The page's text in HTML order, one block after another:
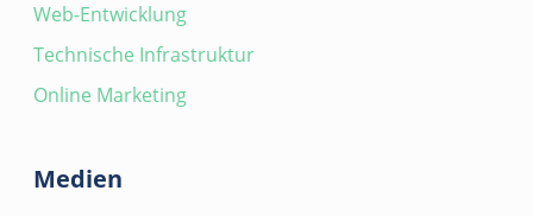
Web-Entwicklung
Technische Infrastruktur
Online Marketing
Medien